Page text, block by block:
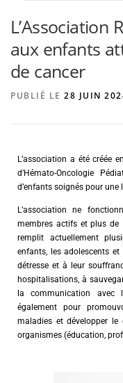
L’Association
aux enfants
de cancer
PUBLIÉ LE 28 JUIN
L’association a été créée
d’Hémato-Oncologie
d’enfants soignés pour une
L’association ne
membres actifs et plus de
remplit actuellement
enfants, les adolescents
détresse et à leur
hospitalisations, à
la communication avec
également pour
maladies et développer
organismes (éducation,